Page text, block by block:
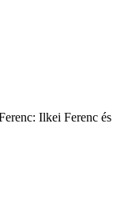
Ilkei Ferenc és